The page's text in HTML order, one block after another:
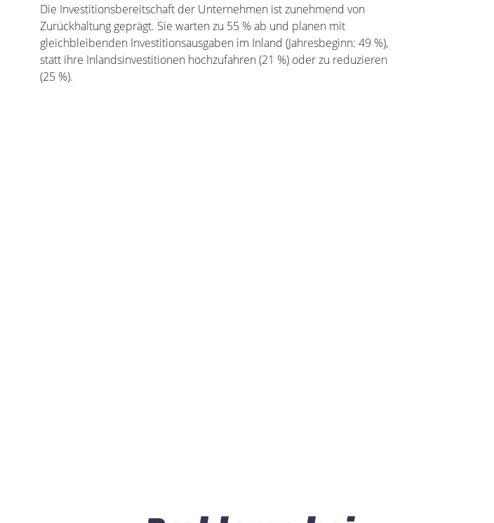
Die Investitionsbereitschaft der Unternehmen ist zunehmend von
Zurückhaltung geprägt. Sie warten zu 55 % ab und planen mit
gleichbleibenden Investitionsausgaben im Inland (Jahresbeginn: 49 %),
statt ihre Inlandsinvestitionen hochzufahren (21 %) oder zu reduzieren
(25 %).